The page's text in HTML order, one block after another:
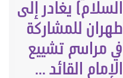
السلام) يغادر إلى
طهران للمشاركة
في مراسم تشييع
الإمام القائد ...